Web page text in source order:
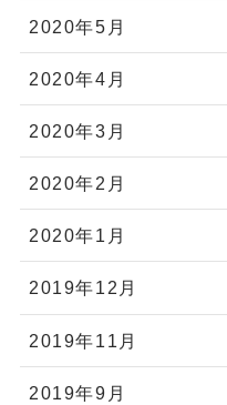
2020年5月
2020年4月
2020年3月
2020年2月
2020年1月
2019年12月
2019年11月
2019年9月